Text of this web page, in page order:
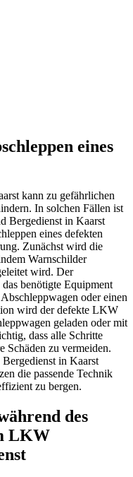
eines
kann zu gefährlichen
In solchen Fällen ist
Bergedienst in Kaarst
eines defekten
Zunächst wird die
Warnschilder
wird. Der
benötigte Equipment
oder einen
wird der defekte LKW
geladen oder mit
dass alle Schritte
Schäden zu vermeiden.
in Kaarst
die passende Technik
zu bergen.
des
LKW